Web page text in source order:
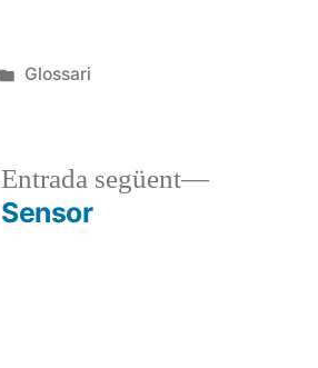
Publicat
Glossari
Entrada següent
Entrada
Sensor